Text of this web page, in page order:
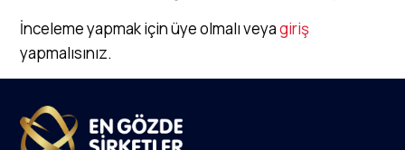
İnceleme yapmak için üye olmalı veyagiriş
yapmalısınız.